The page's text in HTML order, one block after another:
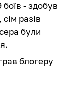
боїв - здобув
разів
були
блогеру